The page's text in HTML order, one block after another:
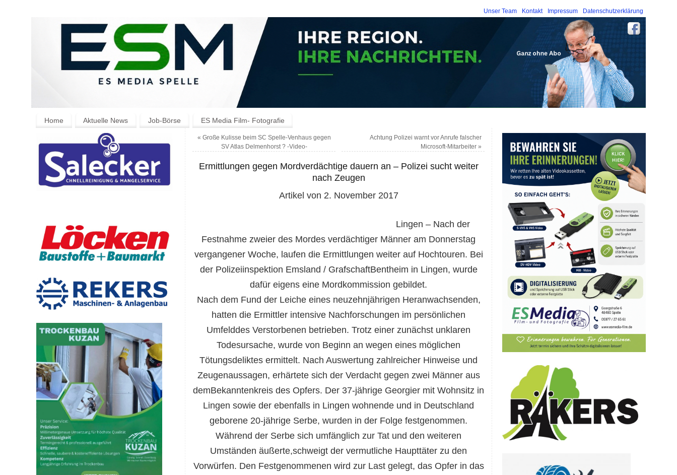
Unser Team Kontakt Impressum Datenschutzerklärung
Home Aktuelle News Job-Börse ES Media Film- Fotografie
« Große Kulisse beim SC Spelle-Venhaus gegen
SV Atlas Delmenhorst ? -Video-
Achtung Polizei warnt vor Anrufe falscher
Microsoft-Mitarbeiter»
Ermittlungen gegen Mordverdächtige dauern an – Polizei sucht weiter
nach Zeugen
Artikel von 2. November 2017
Lingen – Nach der
Festnahme zweier des Mordes verdächtiger Männer am Donnerstag
vergangener Woche, laufen die Ermittlungen weiter auf Hochtouren. Bei
der Polizeiinspektion Emsland / GrafschaftBentheim in Lingen, wurde
dafür eigens eine Mordkommission gebildet.
Nach dem Fund der Leiche eines neuzehnjährigen Heranwachsenden,
hatten die Ermittler intensive Nachforschungen im persönlichen
Umfelddes Verstorbenen betrieben. Trotz einer zunächst unklaren
Todesursache, wurde von Beginn an wegen eines möglichen
Tötungsdeliktes ermittelt. Nach Auswertung zahlreicher Hinweise und
Zeugenaussagen, erhärtete sich der Verdacht gegen zwei Männer aus
demBekanntenkreis des Opfers. Der 37-jährige Georgier mit Wohnsitz in
Lingen sowie der ebenfalls in Lingen wohnende und in Deutschland
geborene 20-jährige Serbe, wurden in der Folge festgenommen.
Während der Serbe sich umfänglich zur Tat und den weiteren
Umständen äußerte,schweigt der vermutliche Haupttäter zu den
Vorwürfen. Den Festgenommenen wird zur Last gelegt, das Opfer in das